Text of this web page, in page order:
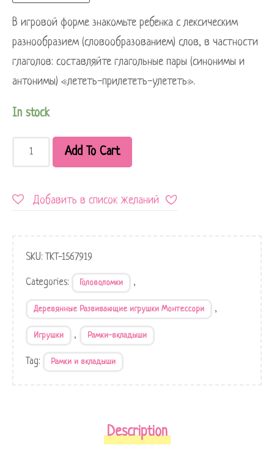
В игровой форме знакомьте ребенка с лексическим
разнообразием (словообразованием) слов, в частности
глаголов: составляйте глагольные пары (синонимы и
антонимы) «лететь-прилететь-улететь».
In stock
Add To Cart
Добавить в список желаний
SKU: TKT-1567919
Categories: Головоломки ,
Деревянные Развивающие игрушки Монтессори ,
Игрушки , Рамки-вкладыши
Tag: Рамки и вкладыши
Description